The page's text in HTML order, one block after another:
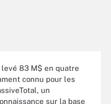
levé 83 M$ en quatre
connu pour les
un
sur la base